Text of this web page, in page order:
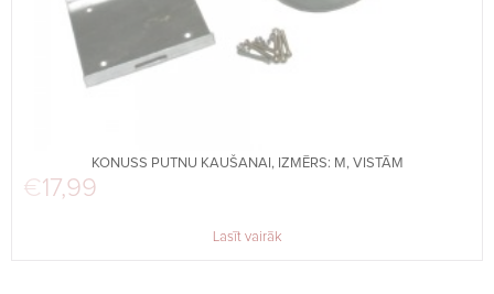
KONUSS PUTNU KAUŠANAI, IZMĒRS: M, VISTĀM
€17,99
Lasīt vairāk